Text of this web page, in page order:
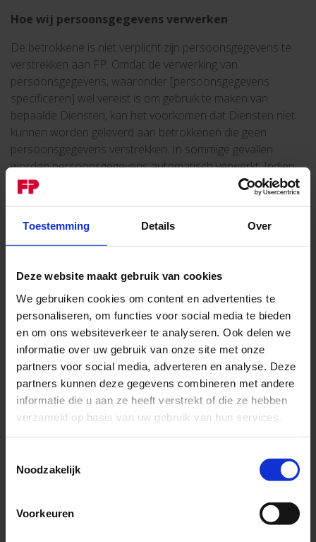
Toestemming Details Over
Deze website maakt gebruik van cookies
We gebruiken cookies om content en advertenties te
personaliseren, om functies voor social media te bieden
en om ons websiteverkeer te analyseren. Ook delen we
informatie over uw gebruik van onze site met onze
partners voor social media, adverteren en analyse. Deze
partners kunnen deze gegevens combineren met andere
informatie die u aan ze heeft verstrekt of die ze hebben
verzameld op basis van uw gebruik van hun services.
Noodzakelijk
Voorkeuren
Hoe wij persoonsgegevens verwerken
De betrokkene is niet verplicht zijn persoonsgegevens te
verstrekken aan FP. Omdat de verwerking van
persoonsgegevens, waaronder [persoonsgegevens
specificeren] wel vereist is om gebruik te maken van
bepaalde Diensten, kan het voorkomen dat Diensten niet
kunnen worden geleverd aan betrokkenen die geen
persoonsgegevens verstrekken. In sommige gevallen
worden persoonsgegevens automatisch verwerkt. Indien
een betrokkene verwijdering van zijn persoonsgegevens
wenst, kan hij daartoe een verwijderverzoek indienen door
Klantgegevensworden door ons gebruikt en verwerkt in
inbegrip van alle toepasselijke voorwaarden in de
Klantovereenkomst en het gebruik van de functionaliteit
van de Diensten door de Klant. Met betrekking tot
Klantgegevens zijn wij een verwerker en is de Klant de
verwerkingsverantwoordelijke, die het doel en de middelen
voor de verwerking van Klantgegevens bepaalt. De Klant
kan bijvoorbeeld toegang tot de Applicatie verlenen en
verwijderen, rollen toewijzen, Klantgegevens openen, delen
en wijzigen en anderszins zijn controles en beleid op de
Wij verwerken Locatiegegevens alleen op basis van
toestemming van de Geautoriseerde Gebruiker van de
instellingen van uw apparaat.